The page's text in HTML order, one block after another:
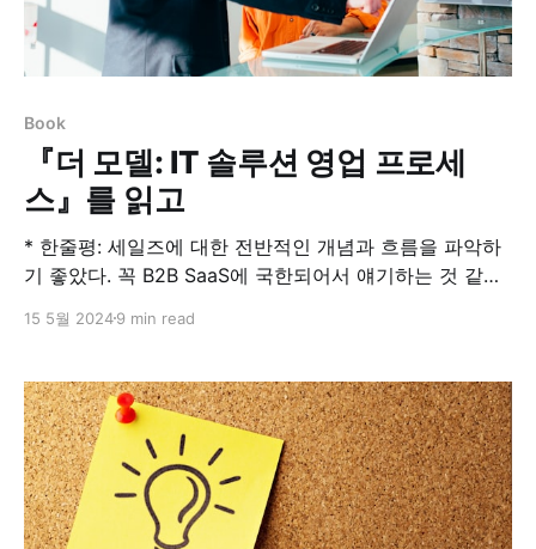
Book
『더 모델: IT 솔루션 영업 프로세
스』를 읽고
* 한줄평: 세일즈에 대한 전반적인 개념과 흐름을 파악하
기 좋았다. 꼭 B2B SaaS에 국한되어서 얘기하는 것 같진
세일즈를 공부해보고 싶어졌다. 갑자기는 아니다. 내 맘에
공부해라’ 고 말하였다. 그래서 2023년도 7월에 포지셔닝
을 읽었었는데 아무것도 모르는 내게는 쉽지
15 5월 20249 min read